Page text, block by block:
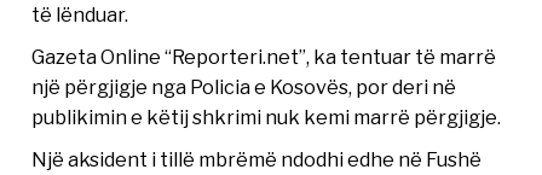
të lënduar.
Gazeta Online “Reporteri.net”, ka tentuar të marrë
një përgjigje nga Policia e Kosovës, por deri në
publikimin e këtij shkrimi nuk kemi marrë përgjigje.
Një aksident i tillë mbrëmë ndodhi edhe në Fushë